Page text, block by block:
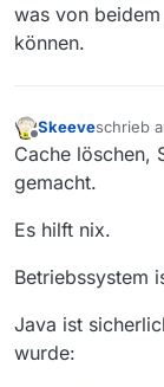
was von
können.
Offline
Skeeveschrieb
zuletzt
Cache löschen,
gemacht.
Es hilft nix.
Betriebssystem
Java ist
wurde: